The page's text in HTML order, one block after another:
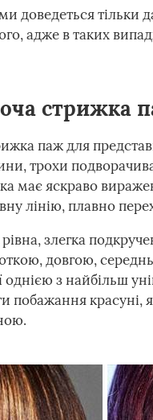
доведеться
адже в таких
стрижка
паж для
трохи
має яскраво
лінію, плавно
злегка
довгою,
однією з найбільш
побажання красуні,